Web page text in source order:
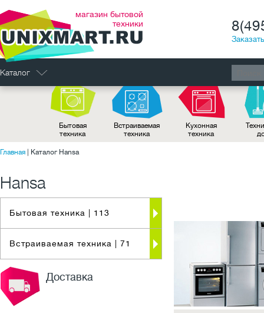
магазин бытовой
техники
Каталог
Бытовая
техника
Встраиваемая
техника
Кухонная
техника
Главная Каталог Hansa
Hansa
Бытовая техника | 113
Встраиваемая техника | 71
Доставка